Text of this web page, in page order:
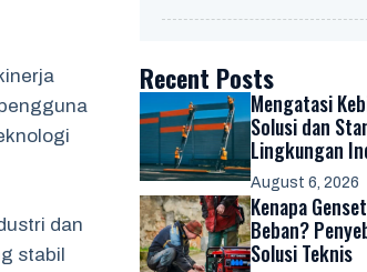
dan
stabil
Recent Posts
Mengatasi
Solusi dan
Lingkungan
August 6, 2026
Kenapa
Beban?
Solusi Teknis